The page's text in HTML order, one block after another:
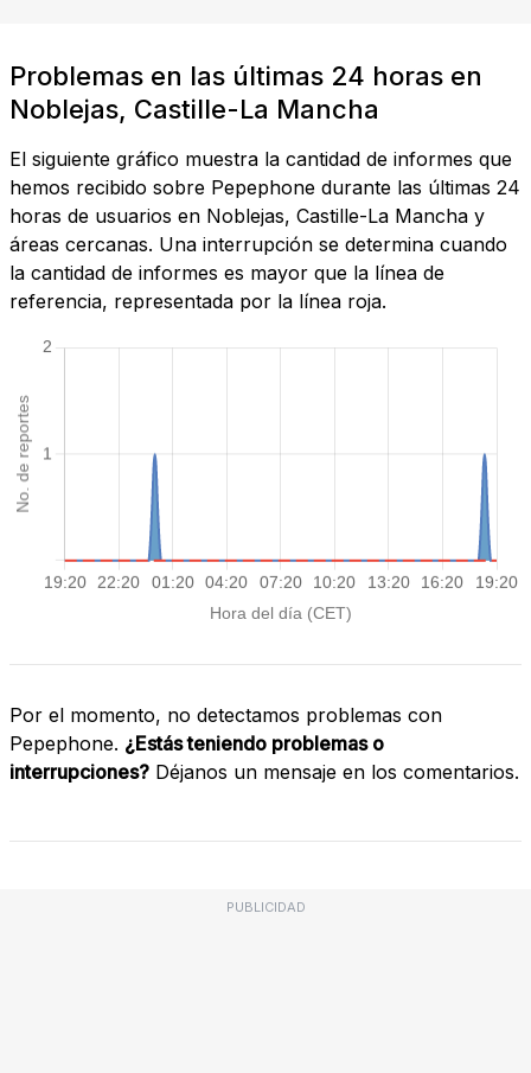
Problemas en las últimas 24 horas en
Noblejas, Castille-La Mancha
El siguiente gráfico muestra la cantidad de informes que
hemos recibido sobre Pepephone durante las últimas 24
horas de usuarios en Noblejas, Castille-La Mancha y
áreas cercanas. Una interrupción se determina cuando
la cantidad de informes es mayor que la línea de
referencia, representada por la línea roja.
Por el momento, no detectamos problemas con
Pepephone. ¿Estás teniendo problemas o
interrupciones? Déjanos un mensaje en los comentarios.
PUBLICIDAD